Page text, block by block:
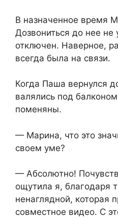
В назначенное время
Дозвониться до нее
отключен. Наверное,
всегда была на связи.
Когда Паша вернулся
валялись под
поменяны.
— Марина, что это
своем уме?
— Абсолютно!
ощутила я, благодаря
ненаглядной, которая
совместное видео. С